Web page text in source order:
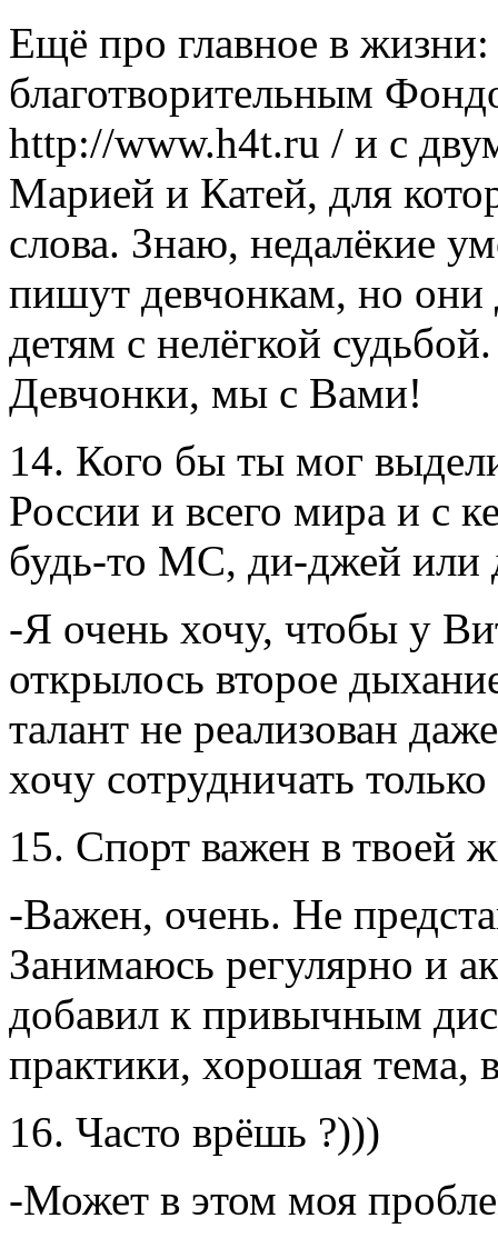
Ещё про главное в жизни:
благотворительным
http://www.h4t.ru / и с
Марией и Катей, для
слова. Знаю, недалёкие
пишут девчонкам, но они
детям с нелёгкой
Девчонки, мы с Вами!
14. Кого бы ты мог
России и всего мира и с
будь-то МС, ди-джей или
-Я очень хочу, чтобы у
открылось второе
талант не реализован
хочу сотрудничать
15. Спорт важен в твоей
-Важен, очень. Не
Занимаюсь регулярно и
добавил к привычным
практики, хорошая тема,
16. Часто врёшь ?)))
-Может в этом моя